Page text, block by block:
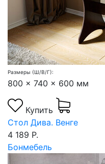
Размеры (Ш/В/Г):
800 x 740 x 600 мм
Купить
Стол Дива. Венге
4 189 Р.
Бонмебель